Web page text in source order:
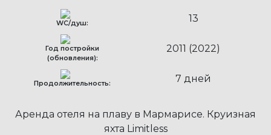
WC/душ: 13
Год постройки
(обновления):
2011 (2022)
Продолжительность: 7 дней
Аренда отеля на плаву в Мармарисе. Круизная
яхта Limitless